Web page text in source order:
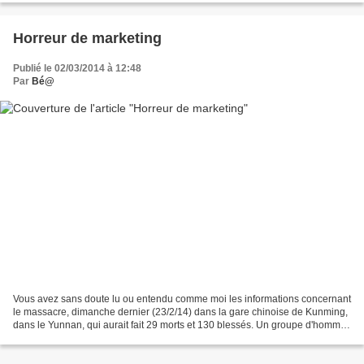
Horreur de marketing
Publié le 02/03/2014 à 12:48
Par Bé@
Vous avez sans doute lu ou entendu comme moi les informations concernant
le massacre, dimanche dernier (23/2/14) dans la gare chinoise de Kunming,
dans le Yunnan, qui aurait fait 29 morts et 130 blessés. Un groupe d'hommes